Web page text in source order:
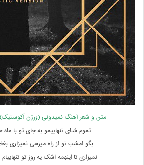
متن و شعر آهنگ نمیدونی (ورژن آکوستیک)
تموم شبای تنهاییمو به جای تو با
بگو امشب تو از راه میرسی نمیزاری
نمیزاری تا اینهمه اشک یه روز تو